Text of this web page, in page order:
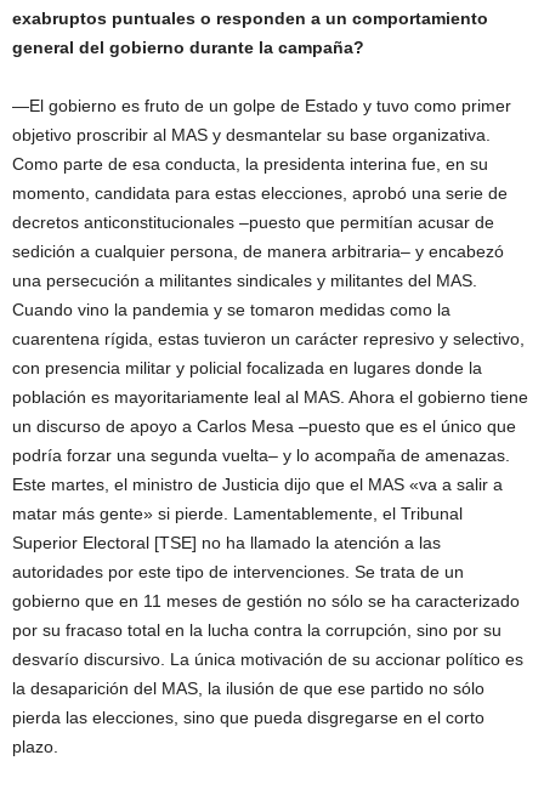
exabruptos puntuales o responden a un comportamiento
general del gobierno durante la campaña?
—El gobierno es fruto de un golpe de Estado y tuvo como primer
objetivo proscribir al MAS y desmantelar su base organizativa.
Como parte de esa conducta, la presidenta interina fue, en su
momento, candidata para estas elecciones, aprobó una serie de
decretos anticonstitucionales –puesto que permitían acusar de
sedición a cualquier persona, de manera arbitraria– y encabezó
una persecución a militantes sindicales y militantes del MAS.
Cuando vino la pandemia y se tomaron medidas como la
cuarentena rígida, estas tuvieron un carácter represivo y selectivo,
con presencia militar y policial focalizada en lugares donde la
población es mayoritariamente leal al MAS. Ahora el gobierno tiene
un discurso de apoyo a Carlos Mesa –puesto que es el único que
podría forzar una segunda vuelta– y lo acompaña de amenazas.
Este martes, el ministro de Justicia dijo que el MAS «va a salir a
matar más gente» si pierde. Lamentablemente, el Tribunal
Superior Electoral [TSE] no ha llamado la atención a las
autoridades por este tipo de intervenciones. Se trata de un
gobierno que en 11 meses de gestión no sólo se ha caracterizado
por su fracaso total en la lucha contra la corrupción, sino por su
desvarío discursivo. La única motivación de su accionar político es
la desaparición del MAS, la ilusión de que ese partido no sólo
pierda las elecciones, sino que pueda disgregarse en el corto
plazo.